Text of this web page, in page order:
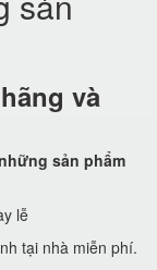
và
sản phẩm
lễ
tại nhà miễn phí.